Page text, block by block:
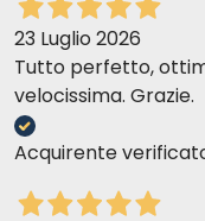
23 Luglio 2026
Tutto perfetto,
velocissima. Grazie.
Acquirente